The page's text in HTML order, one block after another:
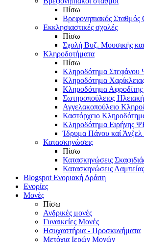
Πίσω
Βρεφονηπιακός
Εκκλησιαστικές σχολές
Πίσω
Σχολή Βυζ. Μουσικής
Κληροδοτήματα
Πίσω
Κληροδότημα
Κληροδότημα
Κληροδότημα
Σωτηροπούλειος
Αγγελακοπούλειο
Καστόρχειο
Κληροδότημα
Ίδρυμα Πάνου καί
Κατασκηνώσεις
Πίσω
Κατασκηνώσεις
Κατασκηνώσεις Λαμπείας
Blogspot Ενοριακή Δράση
Ενορίες
Μονές
Πίσω
Ανδρικές μονές
Γυναικείες Μονές
Ησυχαστήρια - Προσκυνήματα
Μετόχια Ιερών Μονών